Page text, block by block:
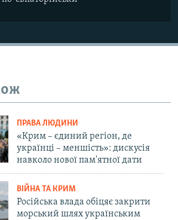
ПРАВА ЛЮДИНИ
«Крим – єдиний регіон, де
українці – меншість»: дискусія
навколо нової пам'ятної дати
ВІЙНА ТА КРИМ
Російська влада обіцяє закрити
морський шлях українським